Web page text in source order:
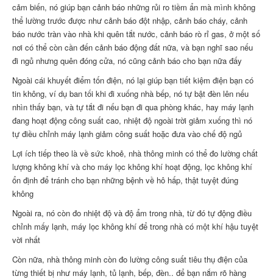
cảm biến, nó giúp bạn cảnh báo những rủi ro tiềm ẩn mà mình không
thể lường trước được như cảnh báo đột nhập, cảnh báo cháy, cảnh
báo nước tràn vào nhà khi quên tắt nước, cảnh báo rò rỉ gas, ở một số
nơi có thể còn cần đến cảnh báo động đất nữa, và bạn nghĩ sao nếu
đi ngủ nhưng quên đóng cửa, nó cũng cảnh báo cho bạn nữa đấy
Ngoài cái khuyết điểm tốn điện, nó lại giúp bạn tiết kiệm điện bạn có
tin không, ví dụ ban tối khi đi xuống nhà bếp, nó tự bật đèn lên nếu
nhìn thấy bạn, và tự tắt đi nếu bạn đi qua phòng khác, hay máy lạnh
đang hoạt động công suất cao, nhiệt độ ngoài trời giảm xuống thì nó
tự điều chỉnh máy lạnh giảm công suất hoặc đưa vào chế độ ngủ
Lợi ích tiếp theo là về sức khoẻ, nhà thông minh có thể đo lường chất
lượng không khí và cho máy lọc không khí hoạt động, lọc không khí
ổn định để tránh cho bạn những bệnh về hô hấp, thật tuyệt đúng
không
Ngoài ra, nó còn đo nhiệt độ và độ ẩm trong nhà, từ đó tự động điều
chỉnh mấy lạnh, máy lọc không khí để trong nhà có một khí hậu tuyệt
vời nhất
Còn nữa, nhà thông minh còn đo lường công suất tiêu thụ điện của
từng thiết bị như máy lạnh, tủ lạnh, bếp, đèn.. để bạn nắm rõ hàng